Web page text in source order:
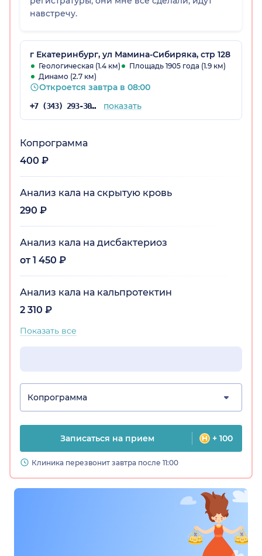
навстречу.
г Екатеринбург, ул Мамина-Сибиряка, стр 128
Геологическая (1.4 км)
Площадь 1905 года (1.9 км)
Динамо (2.7 км)
Откроется завтра в 08:00
+7 (343) 293-30-81 показать
Копрограмма
400 ₽
Анализ кала на скрытую кровь
290 ₽
Анализ кала на дисбактериоз
от 1 450 ₽
Анализ кала на кальпротектин
2 310 ₽
Показать все
Копрограмма
Записаться на прием + 100
Клиника перезвонит завтра после 11:00